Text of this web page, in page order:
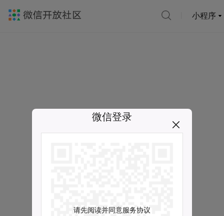
小程序
微信登录
请先阅读并同意服务协议